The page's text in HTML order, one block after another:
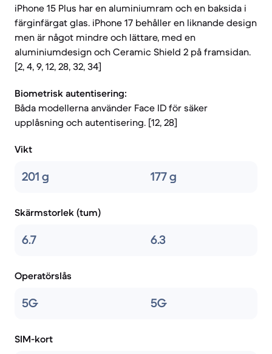
iPhone 15 Plus har en aluminiumram och en baksida i
färginfärgat glas. iPhone 17 behåller en liknande design
men är något mindre och lättare, med en
aluminiumdesign och Ceramic Shield 2 på framsidan.
[2, 4, 9, 12, 28, 32, 34]
Biometrisk autentisering:
Båda modellerna använder Face ID för säker
upplåsning och autentisering. [12, 28]
Vikt
201 g 177 g
Skärmstorlek (tum)
6.7 6.3
Operatörslås
5G 5G
SIM-kort